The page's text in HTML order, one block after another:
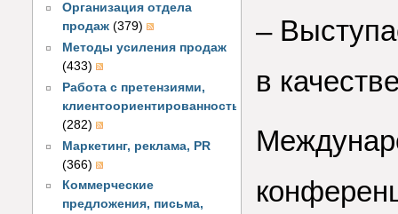
Организация отдела
продаж (379)
Методы усиления продаж
(433)
Работа с претензиями,
клиентоориентированность
(282)
Маркетинг, реклама, PR
(366)
Коммерческие
предложения, письма,
–
в